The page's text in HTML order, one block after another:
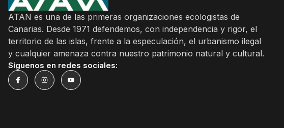
ATAN es una de las primeras organizaciones ecologistas de
Canarias. Desde 1971 defendemos, con independencia y rigor, el
territorio de las islas, frente a la especulación, el urbanismo ilegal
y cualquier amenaza contra nuestro patrimonio natural y cultural.
Síguenos en redes sociales: